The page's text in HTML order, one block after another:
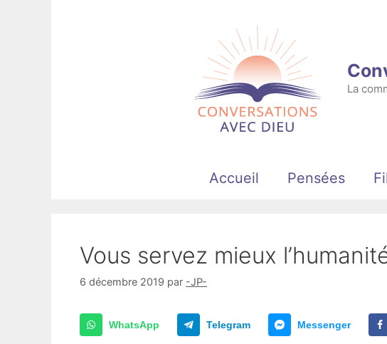
La
Accueil Pensées
Vous servez mieux
6 décembre 2019 par -JP-
WhatsApp Telegram Messenger